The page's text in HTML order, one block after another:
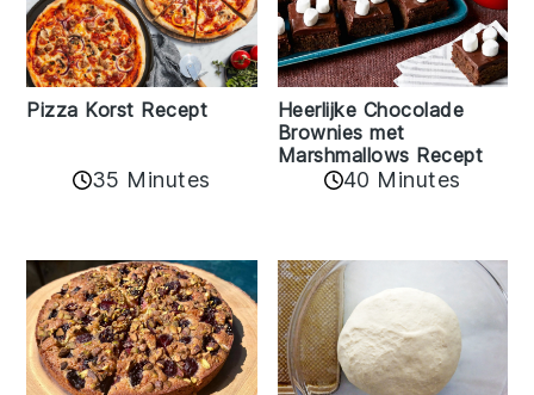
Pizza Korst Recept
35 Minutes
Heerlijke Chocolade
Brownies met
Marshmallows Recept
40 Minutes